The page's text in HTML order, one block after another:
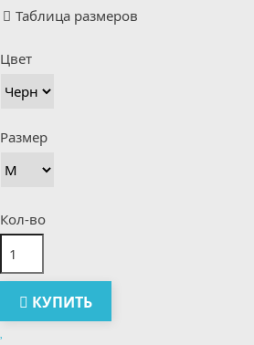
Таблица размеров
Цвет
Размер
Кол-во
КУПИТЬ